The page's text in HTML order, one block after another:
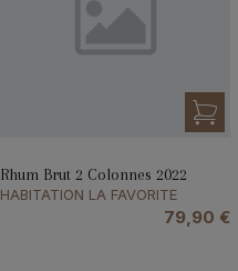
Rhum Brut 2 Colonnes 2022
HABITATION LA FAVORITE
79,90 €